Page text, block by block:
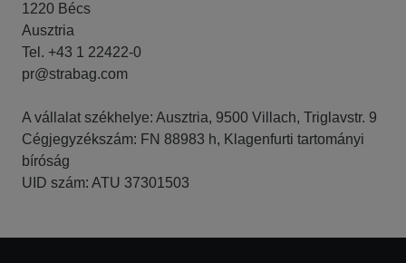
1220 Bécs
Ausztria
Tel. +43 1 22422-0
pr@strabag.com
A vállalat székhelye: Ausztria, 9500 Villach, Triglavstr. 9
Cégjegyzékszám: FN 88983 h, Klagenfurti tartományi
bíróság
UID szám: ATU 37301503